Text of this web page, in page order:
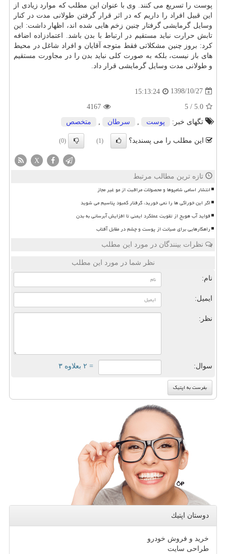
پوست را تسریع می كنند. وی با عنوان این مطلب كه موارد زیادی از
این قبیل افراد را داریم كه در اثر قرار گرفتن طولانی مدت در كنار
وسایل گرمایشی گرفتار چنین زخم هایی شده اند، اظهار داشت: این
تابش حرارت نباید مستقیم در ارتباط با بدن باشد. اعتمادزاده اضافه
كرد: بروز چنین مشكلاتی فقط متوجه آقایان و افراد شاغل در محیط
های باز نیست، بلكه به صورت كلی نباید بدن را در مجاورت مستقیم
و طولانی مدت وسایل گرمایشی قرار داد.
1398/10/27
15:13:24
5.0
/
5
4167
تگهای خبر:
پوست سرطان متخصص
این مطلب را می پسندید؟ (1)
(0)
X
تازه ترین مطالب مرتبط
انتشار اسامی شامپوها و محصولات مراقبت از مو غیر مجاز
اگر این خوراکی ها را نمی خورید، گرفتار کمبود پتاسیم می شوید
فواید آب هویج از تقویت عملکرد ایمنی تا افزایش آبرسانی به بدن
راهکارهایی برای صیانت از پوست و چشم در مقابل آفتاب
نظرات بینندگان در مورد این مطلب
نظر شما در مورد این مطلب
نام:
ایمیل:
نظر:
سوال: = ۲ بعلاوه ۳
دوستان اپتیك
خرید و فروش خودرو
طراحی سایت